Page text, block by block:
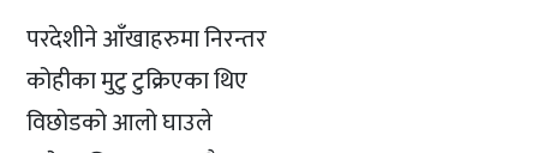
परदेशीने आँखाहरुमा निरन्तर
कोहीका मुटु टुक्रिएका थिए
विछोडको आलो घाउले